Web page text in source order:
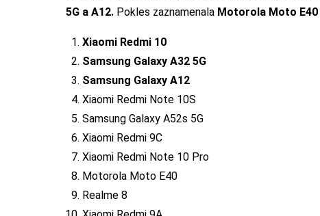
5G a A12. Pokles zaznamenala Motorola Moto E40
Xiaomi Redmi 10
Samsung Galaxy A32 5G
Samsung Galaxy A12
Xiaomi Redmi Note 10S
Samsung Galaxy A52s 5G
Xiaomi Redmi 9C
Xiaomi Redmi Note 10 Pro
Motorola Moto E40
Realme 8